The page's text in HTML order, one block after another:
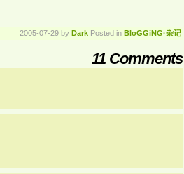
2005-07-29 byDark Posted inBloGGiNG·杂记
11 Comments